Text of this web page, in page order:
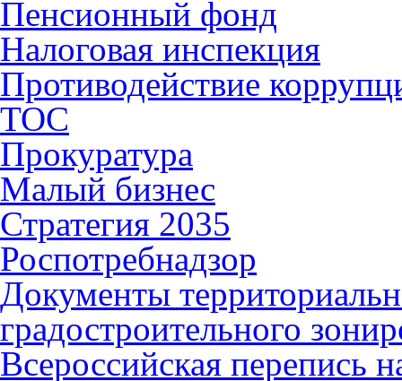
Пенсионный фонд
Налоговая инспекция
Противодействие
ТОС
Прокуратура
Малый бизнес
Стратегия 2035
Роспотребнадзор
Документы
градостроительного
Всероссийская перепись